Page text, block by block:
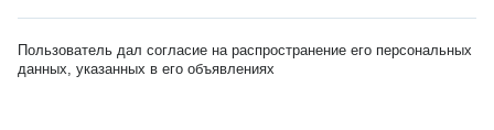
Пользователь дал согласие на распространение его персональных
данных, указанных в его объявлениях